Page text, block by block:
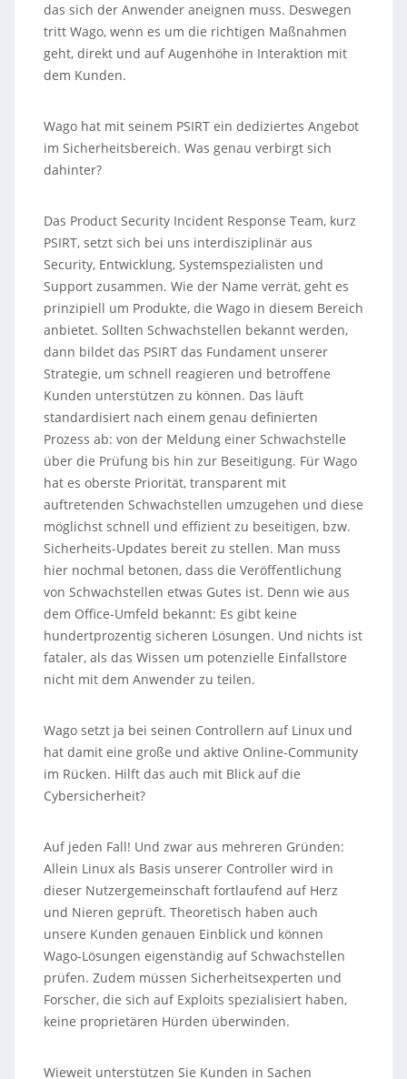
das sich der Anwender aneignen muss. Deswegen
tritt Wago, wenn es um die richtigen Maßnahmen
geht, direkt und auf Augenhöhe in Interaktion mit
dem Kunden.
Wago hat mit seinem PSIRT ein dediziertes Angebot
im Sicherheitsbereich. Was genau verbirgt sich
dahinter?
Das Product Security Incident Response Team, kurz
PSIRT, setzt sich bei uns interdisziplinär aus
Security, Entwicklung, Systemspezialisten und
Support zusammen. Wie der Name verrät, geht es
prinzipiell um Produkte, die Wago in diesem Bereich
anbietet. Sollten Schwachstellen bekannt werden,
dann bildet das PSIRT das Fundament unserer
Strategie, um schnell reagieren und betroffene
Kunden unterstützen zu können. Das läuft
standardisiert nach einem genau definierten
Prozess ab: von der Meldung einer Schwachstelle
über die Prüfung bis hin zur Beseitigung. Für Wago
hat es oberste Priorität, transparent mit
auftretenden Schwachstellen umzugehen und diese
möglichst schnell und effizient zu beseitigen, bzw.
Sicherheits-Updates bereit zu stellen. Man muss
hier nochmal betonen, dass die Veröffentlichung
von Schwachstellen etwas Gutes ist. Denn wie aus
dem Office-Umfeld bekannt: Es gibt keine
hundertprozentig sicheren Lösungen. Und nichts ist
fataler, als das Wissen um potenzielle Einfallstore
nicht mit dem Anwender zu teilen.
Wago setzt ja bei seinen Controllern auf Linux und
hat damit eine große und aktive Online-Community
im Rücken. Hilft das auch mit Blick auf die
Cybersicherheit?
Auf jeden Fall! Und zwar aus mehreren Gründen:
Allein Linux als Basis unserer Controller wird in
dieser Nutzergemeinschaft fortlaufend auf Herz
und Nieren geprüft. Theoretisch haben auch
unsere Kunden genauen Einblick und können
Wago-Lösungen eigenständig auf Schwachstellen
prüfen. Zudem müssen Sicherheitsexperten und
Forscher, die sich auf Exploits spezialisiert haben,
keine proprietären Hürden überwinden.
Wieweit unterstützen Sie Kunden in Sachen